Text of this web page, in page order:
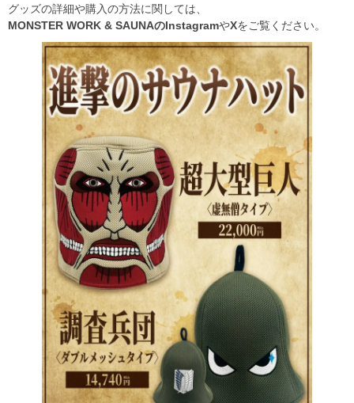
グッズの詳細や購入の方法に関しては、
MONSTER WORK & SAUNAのInstagramやXをご覧ください。